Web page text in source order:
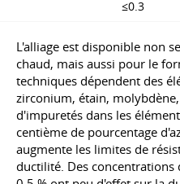
≤0.3
L'alliage est disponible non
chaud, mais aussi pour le
techniques dépendent des
zirconium, étain,
d'impuretés dans les
centième de pourcentage
augmente les limites de
ductilité. Des concentrations